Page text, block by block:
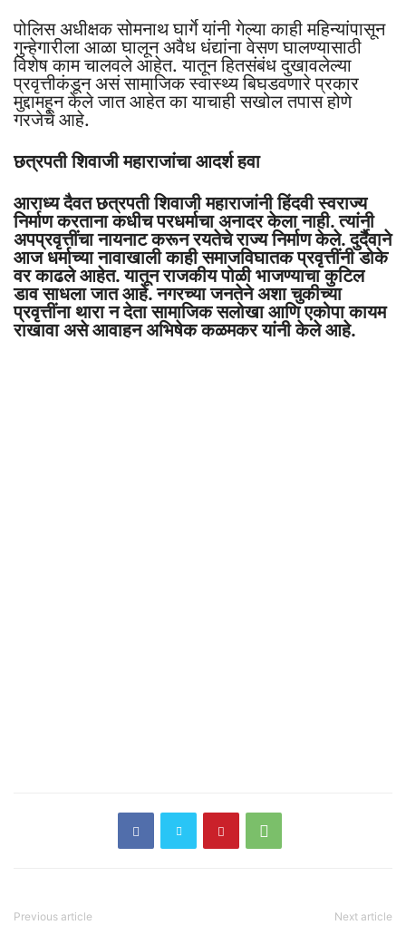
पोलिस अधीक्षक सोमनाथ घार्गे यांनी गेल्या काही महिन्यांपासून
गुन्हेगारीला आळा घालून अवैध धंद्यांना वेसण घालण्यासाठी
विशेष काम चालवले आहेत. यातून हितसंबंध दुखावलेल्या
प्रवृत्तीकंडून असं सामाजिक स्वास्थ्य बिघडवणारे प्रकार
मुद्दामहून केले जात आहेत का याचाही सखोल तपास होणे
गरजेचे आहे.
छत्रपती शिवाजी महाराजांचा आदर्श हवा
आराध्य दैवत छत्रपती शिवाजी महाराजांनी हिंदवी स्वराज्य
निर्माण करताना कधीच परधर्माचा अनादर केला नाही. त्यांनी
अपप्रवृत्तींचा नायनाट करून रयतेचे राज्य निर्माण केले. दुर्दैवाने
आज धर्माच्या नावाखाली काही समाजविघातक प्रवृत्तींनी डोके
वर काढले आहेत. यातून राजकीय पोळी भाजण्याचा कुटिल
डाव साधला जात आहे. नगरच्या जनतेने अशा चुकीच्या
प्रवृत्तींना थारा न देता सामाजिक सलोखा आणि एकोपा कायम
राखावा असे आवाहन अभिषेक कळमकर यांनी केले आहे.
Previous article Next article